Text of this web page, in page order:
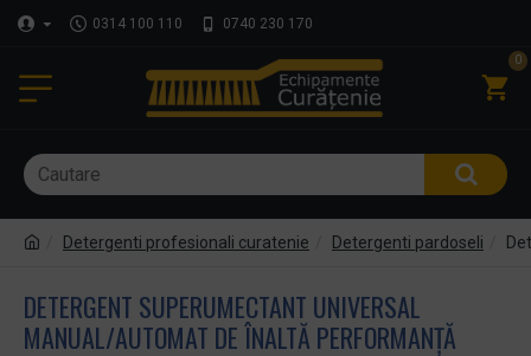
0314 100 110 0740 230 170
0
Detergenti profesionali curatenie Detergenti pardoseli
DETERGENT SUPERUMECTANT UNIVERSAL
MANUAL/AUTOMAT DE ÎNALTĂ PERFORMANȚĂ